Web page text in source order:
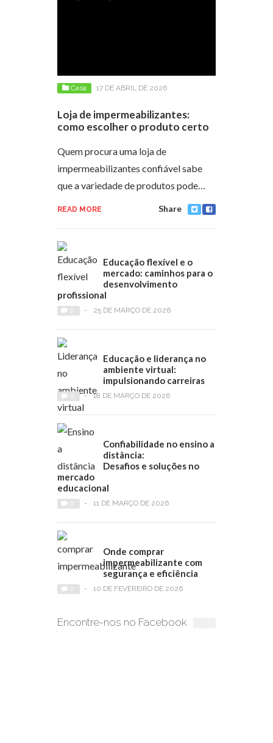
Casa 17 DE ABRIL DE 2026
Loja de impermeabilizantes:
como escolher o produto certo
Quem procura uma loja de
impermeabilizantes confiável sabe
que a variedade de produtos pode…
READ MORE Share
Educação flexível e o
mercado: caminhos para o
desenvolvimento
profissional
- 25 DE MARÇO DE 2026
Educação e liderança no
ambiente virtual:
impulsionando carreiras
- 18 DE MARÇO DE 2026
Confiabilidade no ensino a
distância:
Desafios e soluções no
mercado
educacional
- 11 DE MARÇO DE 2026
Onde comprar
impermeabilizante com
segurança e eficiência
- 10 DE FEVEREIRO DE 2026
Encontre-nos no Facebook